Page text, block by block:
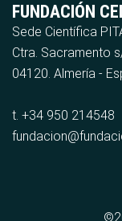
FUNDACIÓN
Sede Científica
Ctra. Sacramento
04120. Almería -
t. +34 950 214548